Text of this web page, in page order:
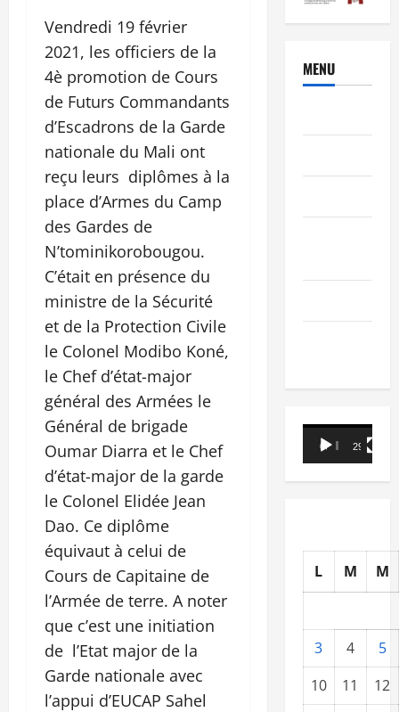
Vendredi 19 février
2021, les officiers de la
4è promotion de Cours
de Futurs Commandants
d’Escadrons de la Garde
nationale du Mali ont
reçu leurs diplômes à la
place d’Armes du Camp
des Gardes de
N’tominikorobougou.
C’était en présence du
ministre de la Sécurité
et de la Protection Civile
le Colonel Modibo Koné,
le Chef d’état-major
général des Armées le
Général de brigade
Oumar Diarra et le Chef
d’état-major de la garde
le Colonel Elidée Jean
Dao. Ce diplôme
équivaut à celui de
Cours de Capitaine de
l’Armée de terre. A noter
que c’est une initiation
de l’Etat major de la
Garde nationale avec
l’appui d’EUCAP Sahel
MENU
Lecteur
vidéo
00:00 29:21
L M M
3 4
5
10
11
12